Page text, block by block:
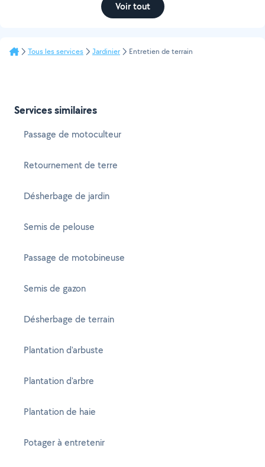
Voir tout
Tous les services Jardinier Entretien de terrain
Services similaires
Passage de motoculteur
Retournement de terre
Désherbage de jardin
Semis de pelouse
Passage de motobineuse
Semis de gazon
Désherbage de terrain
Plantation d'arbuste
Plantation d'arbre
Plantation de haie
Potager à entretenir